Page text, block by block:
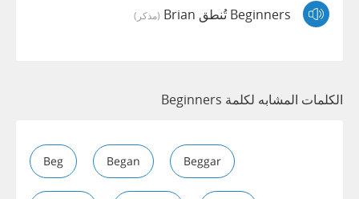
Beginners تُنطق Brian (مذكر)
الكلمات المشابه لكلمة Beginners
Beg Began Beggar